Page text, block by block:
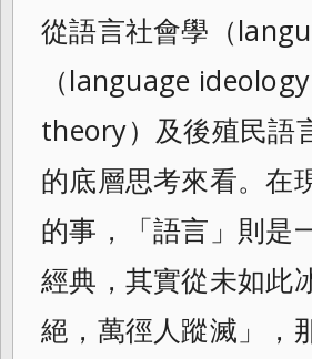
從語言社會學（
（language
theory）及後殖民
的底層思考來看。在
的事，「語言」則是
經典，其實從未如此
絕，萬徑人蹤滅」，